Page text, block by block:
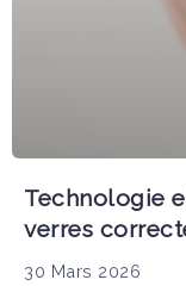
Technologie
verres
30 Mars 2026